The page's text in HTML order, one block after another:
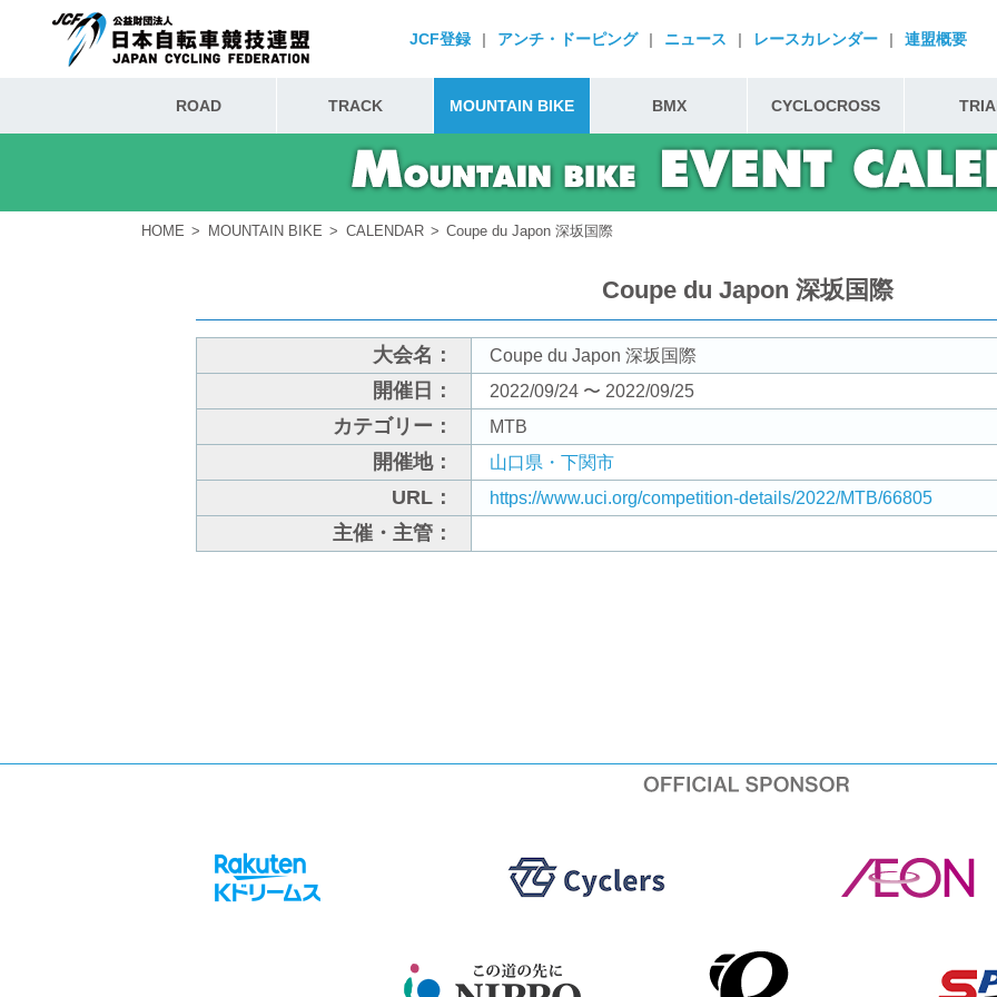
JCF登録 | アンチ・ドーピング | ニュース | レースカレンダー | 連盟概要
ROAD TRACK MOUNTAIN BIKE BMX CYCLOCROSS
HOME MOUNTAIN BIKE CALENDAR Coupe du Japon 深坂国際
Coupe du Japon 深坂国際
大会名： Coupe du Japon 深坂国際
開催日： 2022/09/24 〜 2022/09/25
カテゴリー： MTB
開催地： 山口県・下関市
URL： https://www.uci.org/competition-details/2022/MTB/66805
主催・主管：